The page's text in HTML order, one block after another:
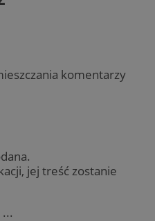
komentarzy
jej treść zostanie